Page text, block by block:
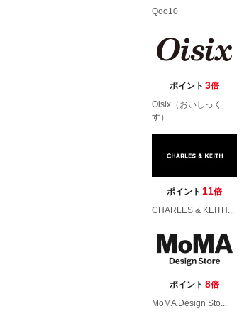
Qoo10
ポイント 3倍
Oisix（おいしっく
す）
ポイント 11倍
CHARLES & KEITH...
ポイント 8倍
MoMA Design Sto...